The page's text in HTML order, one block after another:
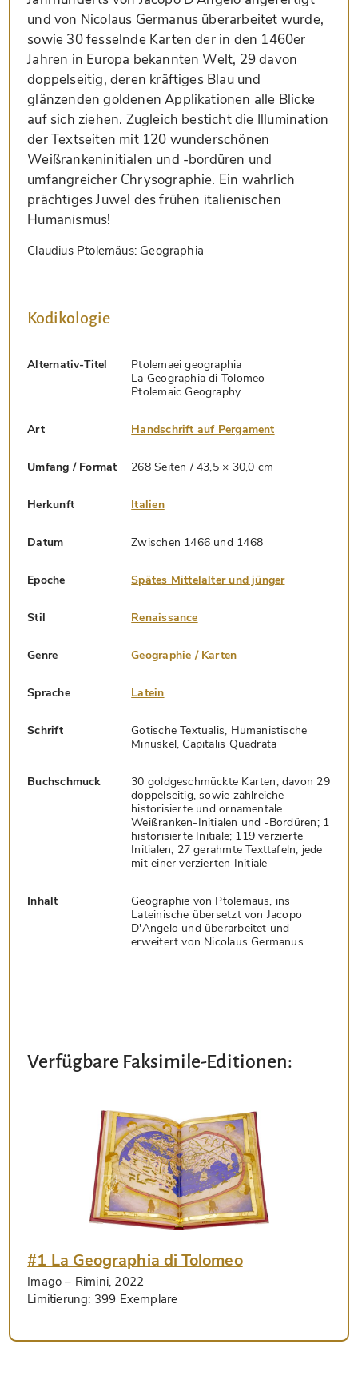
und von Nicolaus Germanus überarbeitet wurde,
sowie 30 fesselnde Karten der in den 1460er
Jahren in Europa bekannten Welt, 29 davon
doppelseitig, deren kräftiges Blau und
glänzenden goldenen Applikationen alle Blicke
auf sich ziehen. Zugleich besticht die Illumination
der Textseiten mit 120 wunderschönen
Weißrankeninitialen und -bordüren und
umfangreicher Chrysographie. Ein wahrlich
prächtiges Juwel des frühen italienischen
Humanismus!
Claudius Ptolemäus: Geographia
Kodikologie
Alternativ-Titel
Ptolemaei geographia
La Geographia di Tolomeo
Ptolemaic Geography
Art Handschrift auf Pergament
Umfang / Format 268 Seiten / 43,5 × 30,0 cm
Herkunft Italien
Datum Zwischen 1466 und 1468
Epoche Spätes Mittelalter und jünger
Stil Renaissance
Genre Geographie / Karten
Sprache Latein
Schrift
Gotische Textualis, Humanistische
Minuskel, Capitalis Quadrata
Buchschmuck
30 goldgeschmückte Karten, davon 29
doppelseitig, sowie zahlreiche
historisierte und ornamentale
Weißranken-Initialen und -Bordüren; 1
historisierte Initiale; 119 verzierte
Initialen; 27 gerahmte Texttafeln, jede
mit einer verzierten Initiale
Inhalt
Geographie von Ptolemäus, ins
Lateinische übersetzt von Jacopo
D'Angelo und überarbeitet und
erweitert von Nicolaus Germanus
Verfügbare Faksimile-Editionen:
#1 La Geographia di Tolomeo
Imago – Rimini, 2022
Limitierung: 399 Exemplare